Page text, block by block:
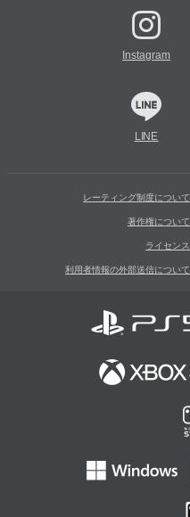
Instagram
LINE
レーティング制度について
著作権について
ライセンス
利用者情報の外部送信について